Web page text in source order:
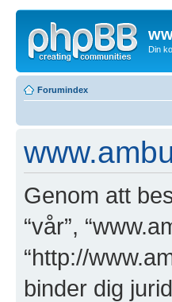
Din
Forumindex
Genom att
“vår”,
“http://
binder dig